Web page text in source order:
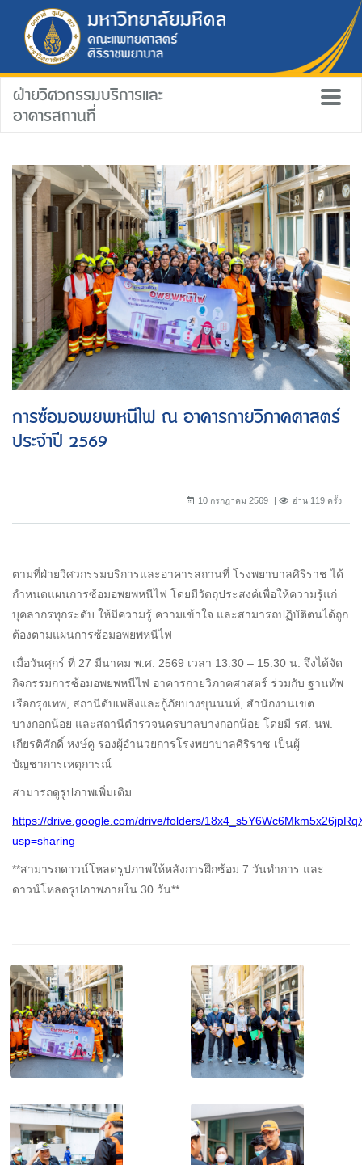
ฝ่ายวิศวกรรมบริการและ
อาคารสถานที่
การซ้อมอพยพหนีไฟ ณ อาคารกายวิภาคศาสตร์
ประจำปี 2569
10 กรกฎาคม 2569 อ่าน 119 ครั้ง
ตามที่ฝ่ายวิศวกรรมบริการและอาคารสถานที่ โรงพยาบาลศิริราช ได้
กำหนดแผนการซ้อมอพยพหนีไฟ โดยมีวัตถุประสงค์เพื่อให้ความรู้แก่
บุคลากรทุกระดับ ให้มีความรู้ ความเข้าใจ และสามารถปฏิบัติตนได้ถูก
ต้องตามแผนการซ้อมอพยพหนีไฟ
เมื่อวันศุกร์ ที่ 27 มีนาคม พ.ศ. 2569 เวลา 13.30 – 15.30 น. จึงได้จัด
กิจกรรมการซ้อมอพยพหนีไฟ อาคารกายวิภาคศาสตร์ ร่วมกับ ฐานทัพ
เรือกรุงเทพ, สถานีดับเพลิงและกู้ภัยบางขุนนนท์, สำนักงานเขต
บางกอกน้อย และสถานีตำรวจนครบาลบางกอกน้อย โดยมี รศ. นพ.
เกียรติศักดิ์ หงษ์คู รองผู้อำนวยการโรงพยาบาลศิริราช เป็นผู้
บัญชาการเหตุการณ์
สามารถดูรูปภาพเพิ่มเติม :
https://drive.google.com/drive/folders/
usp=sharing
**สามารถดาวน์โหลดรูปภาพให้หลังการฝึกซ้อม 7 วันทำการ และ
ดาวน์โหลดรูปภาพภายใน 30 วัน**